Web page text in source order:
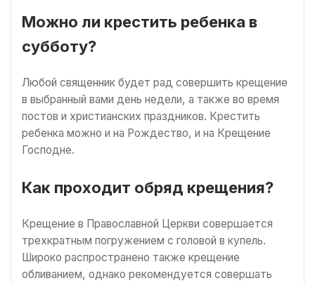
Можно ли крестить ребенка в
субботу?
Любой священник будет рад совершить крещение
в выбранный вами день недели, а также во время
постов и христианских праздников. Крестить
ребенка можно и на Рождество, и на Крещение
Господне.
Как проходит обряд крещения?
Крещение в Православной Церкви совершается
трехкратным погружением с головой в купель.
Широко распространено также крещение
обливанием, однако рекомендуется совершать